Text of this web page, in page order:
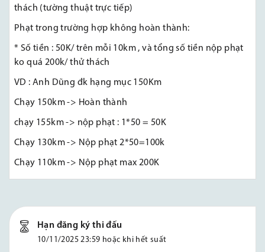
thách (tường thuật trực tiếp)
Phạt trong trường hợp không hoàn thành:
* Số tiền : 50K/ trên mỗi 10km , và tổng số tiền nộp phạt
ko quá 200k/ thử thách
VD : Anh Dũng đk hạng mục 150Km
Chạy 150km -> Hoàn thành
chạy 155km -> nộp phạt : 1*50 = 50K
Chạy 130km -> Nộp phạt 2*50=100k
Chạy 110km -> Nộp phạt max 200K
Hạn đăng ký thi đấu
10/11/2025 23:59 hoặc khi hết suất